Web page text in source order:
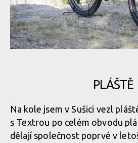
PLÁŠTĚ
Na kole jsem v Sušici vezl
s Textrou po celém obvodu
dělají společnost poprvé v